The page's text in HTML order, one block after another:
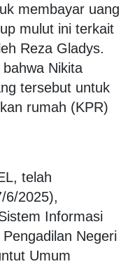
membayar uang
mulut ini terkait
Reza Gladys.
Nikita
tersebut untuk
rumah (KPR)
telah
6/2025),
Informasi
Negeri
Umum